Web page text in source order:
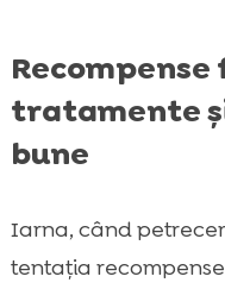
tratamente
bune
Iarna, când
tentația